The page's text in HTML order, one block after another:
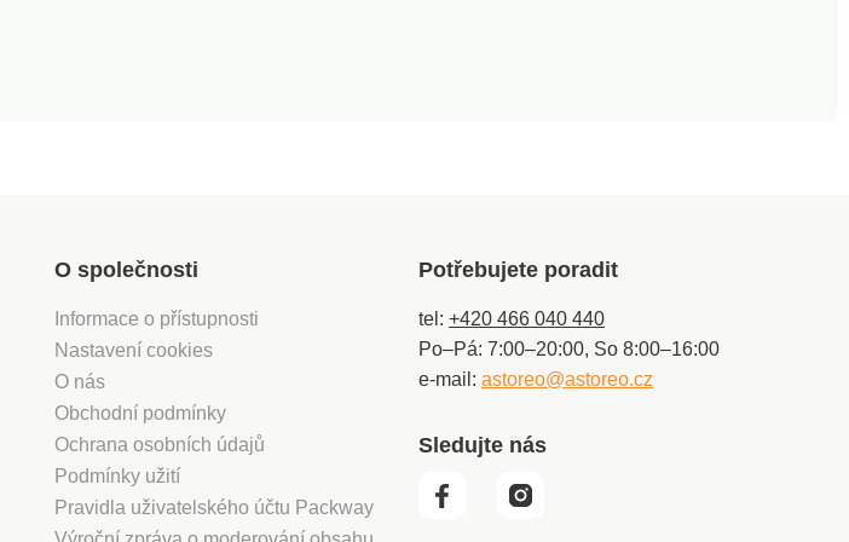
O společnosti
Informace o přístupnosti
Nastavení cookies
O nás
Obchodní podmínky
Ochrana osobních údajů
Podmínky užití
Pravidla uživatelského účtu Packway
Potřebujete poradit
tel: +420 466 040 440
Po–Pá: 7:00–20:00, So 8:00–16:00
e-mail: astoreo@astoreo.cz
Sledujte nás